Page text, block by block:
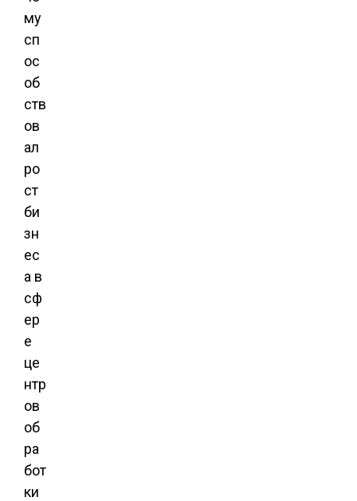
му
сп
ос
об
ств
ов
ал
ро
ст
би
зн
ес
а в
сф
ер
е
це
нтр
ов
об
ра
бот
ки